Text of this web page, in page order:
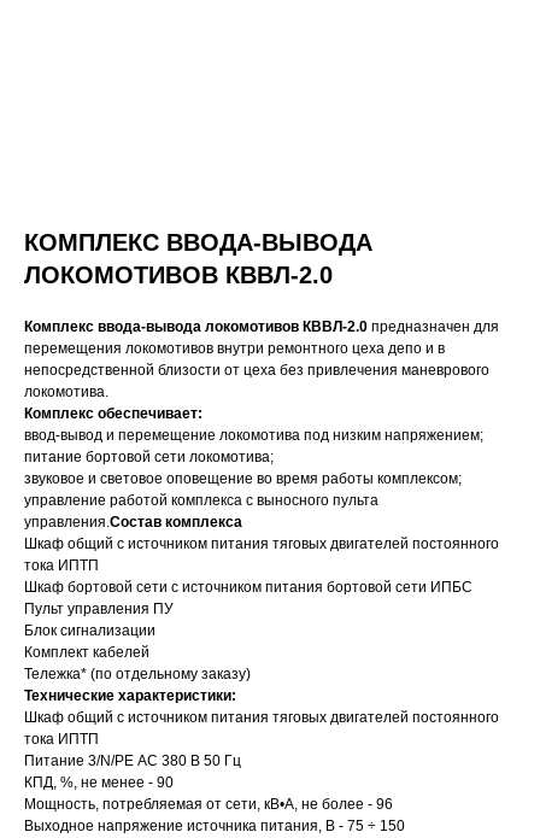
КОМПЛЕКС ВВОДА-ВЫВОДА
ЛОКОМОТИВОВ КВВЛ-2.0
Комплекс ввода-вывода локомотивов КВВЛ-2.0 предназначен для
перемещения локомотивов внутри ремонтного цеха депо и в
непосредственной близости от цеха без привлечения маневрового
локомотива.
Комплекс обеспечивает:
ввод-вывод и перемещение локомотива под низким напряжением;
питание бортовой сети локомотива;
звуковое и световое оповещение во время работы комплексом;
управление работой комплекса с выносного пульта
управления.Состав комплекса
Шкаф общий с источником питания тяговых двигателей постоянного
тока ИПТП
Шкаф бортовой сети с источником питания бортовой сети ИПБС
Пульт управления ПУ
Блок сигнализации
Комплект кабелей
Тележка* (по отдельному заказу)
Технические характеристики:
Шкаф общий с источником питания тяговых двигателей постоянного
тока ИПТП
Питание 3/N/РЕ АС 380 В 50 Гц
КПД, %, не менее - 90
Мощность, потребляемая от сети, кВ•А, не более - 96
Выходное напряжение источника питания, В - 75 ÷ 150